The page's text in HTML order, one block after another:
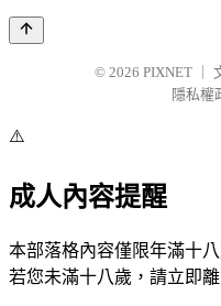
© 2026 PIXNET
隱私權
⚠️
成人內容提醒
本部落格內容僅限年滿十八
若您未滿十八歲，請立即離